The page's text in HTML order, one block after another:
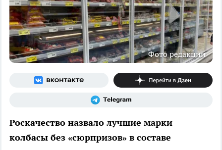
Фото редакции
Роскачество назвало лучшие марки
колбасы без «сюрпризов» в составе